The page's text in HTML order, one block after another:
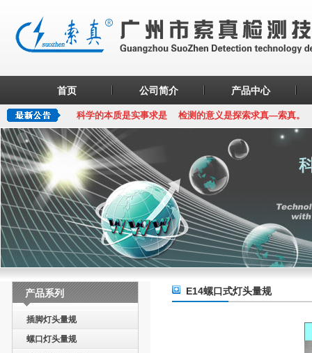
首页 公司简介 产品中心
科学的本质是实事求是 检测的意义是探索求真—索真。
产品系列
插脚灯头量规
螺口灯头量规
E14螺口式灯头量规